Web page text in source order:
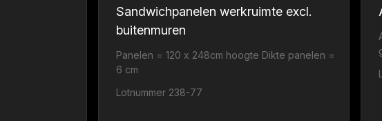
Sandwichpanelen werkruimte excl.
buitenmuren
Panelen = 120 x 248cm hoogte Dikte panelen =
6 cm
Lotnummer 238-77